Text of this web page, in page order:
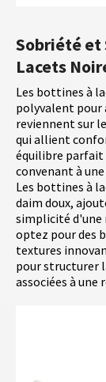
Sobriété et
Lacets
Les bottines à
polyvalent pour
reviennent sur
qui allient
équilibre
convenant à
Les bottines à
daim doux,
simplicité d'une
optez pour des
textures
pour structurer
associées à une